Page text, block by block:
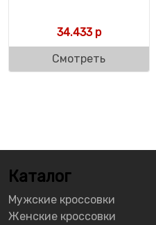
34.433р
Смотреть
Каталог
Мужские кроссовки
Женские кроссовки